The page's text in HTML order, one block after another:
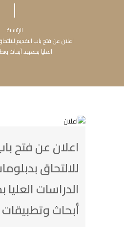
الرئيسية
اعلان عن فتح باب التقديم
العليا بمعهد أبحاث
اعلان عن فتح
للالتحاق
الدراسات
أبحاث وتطبيقات